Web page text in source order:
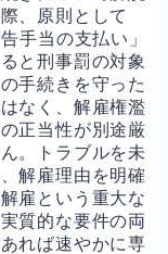
、原則として
手当の支払い」
と刑事罰の対象
手続きを守った
なく、解雇権濫
正当性が別途厳
。トラブルを未
解雇理由を明確
雇という重大な
質的な要件の両
れば速やかに専